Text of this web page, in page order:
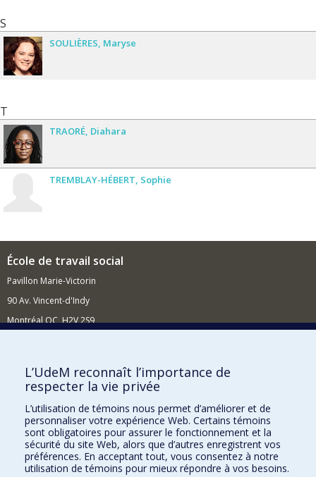
S
SOULIÈRES Maryse
T
TRAORÉ Diahara
TREMBLAY-HÉBERT Sophie
École de travail social
Pavillon Marie-Victorin
90 Av. Vincent-d'Indy
Montréal QC H2V 2S9
Comment soutenir l'École?
BESOIN D'AIDE?
Plan du site
Signaler une erreur
Accessibilité
L’UdeM reconnaît l’importance de
respecter la vie privée
L’utilisation de témoins nous permet d’améliorer et de
personnaliser votre expérience Web. Certains témoins
sont obligatoires pour assurer le fonctionnement et la
sécurité du site Web, alors que d’autres enregistrent vos
préférences. En acceptant tout, vous consentez à notre
utilisation de témoins pour mieux répondre à vos besoins.